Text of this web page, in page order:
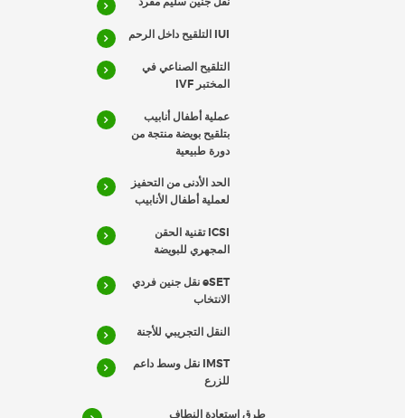
IUI التلقيح داخل الرحم
التلقيح الصناعي في
المختبر IVF
عملية أطفال أنابيب
بتلقيح بويضة منتجة من
دورة طبيعية
الحد الأدنى من التحفيز
لعملية أطفال الأنابيب
ICSI تقنية الحقن
المجهري للبويضة
eSET نقل جنين فردي
الانتخاب
النقل التجريبي للأجنة
IMST نقل وسط داعم
للزرع
طرق استعادة النطاف